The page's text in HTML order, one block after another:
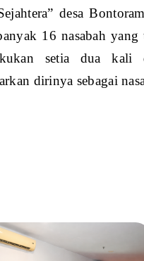
desa
16 nasabah
setia dua kali
dirinya sebagai